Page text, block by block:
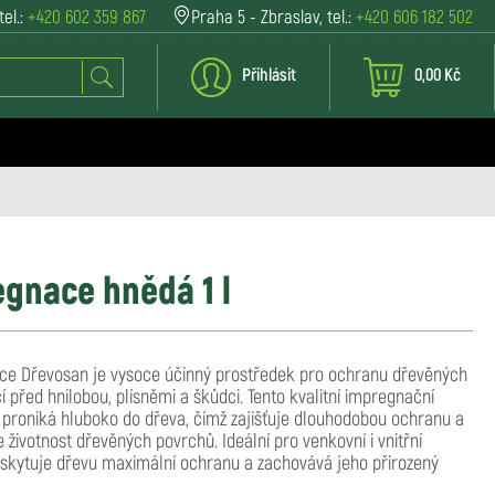
+420 602 359 867 Praha 5 - Zbraslav, tel.: +420 606 182 502
0,00 Kč
Přihlásit
hnědá 1 l
Dřevosan je vysoce účinný prostředek pro ochranu dřevěných
před hnilobou, plísněmi a škůdci. Tento kvalitní impregnační
hluboko do dřeva, čímž zajišťuje dlouhodobou ochranu a
životnost dřevěných povrchů. Ideální pro venkovní i vnitřní
dřevu maximální ochranu a zachovává jeho přirozený